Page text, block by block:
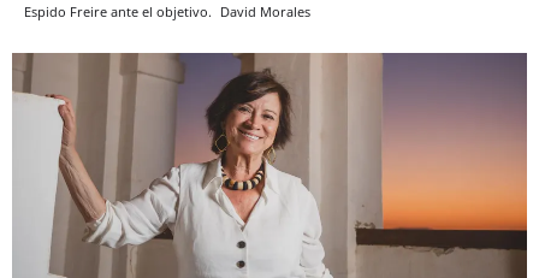
Espido Freire ante el objetivo. David Morales